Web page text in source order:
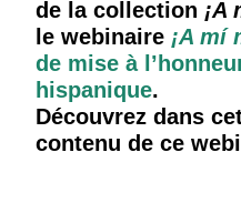
de la collection ¡A
le webinaire ¡A mí
de mise à
hispanique.
Découvrez dans
contenu de ce